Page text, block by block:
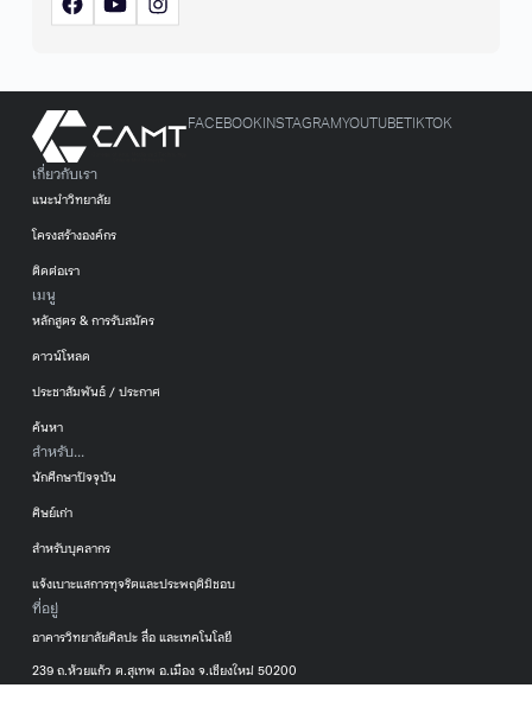
เกี่ยวกับเรา
แนะนำวิทยาลัย
โครงสร้างองค์กร
ติดต่อเรา
เมนู
หลักสูตร & การรับสมัคร
ดาวน์โหลด
ประชาสัมพันธ์ / ประกาศ
ค้นหา
สำหรับ...
นักศึกษาปัจจุบัน
ศิษย์เก่า
สำหรับบุคลากร
แจ้งเบาะแสการทุจริตและประพฤติมิชอบ
ที่อยู่
อาคารวิทยาลัยศิลปะ สื่อ และเทคโนโลยี
239 ถ.ห้วยแก้ว ต.สุเทพ อ.เมือง จ.เชียงใหม่ 50200
FACEBOOK INSTAGRAMYOUTUBETIKTOK